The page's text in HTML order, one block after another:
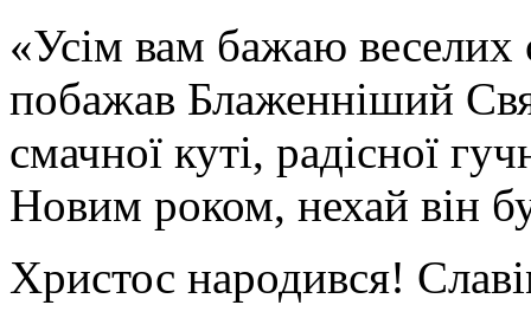
«Усім вам бажаю веселих
побажав Блаженніший
смачної куті, радісної
Новим роком, нехай він
Христос народився!